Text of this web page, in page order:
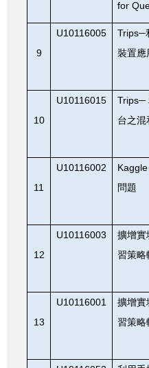
for
9
U10116005 Trips─
裝置應
10
U10116015 Trips─
台之混
11
U10116002
問題
12
U10116003 擴增實
習策略
13
U10116001 擴增實
習策略